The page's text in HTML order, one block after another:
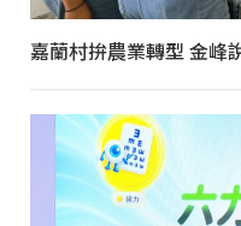
嘉蘭村拚農業轉型 金峰